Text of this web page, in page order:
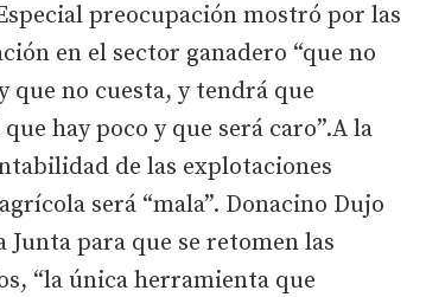
preocupación mostró por las
en el sector ganadero “que no
no cuesta, y tendrá que
hay poco y que será caro”.A la
de las explotaciones
será “mala”. Donacino Dujo
para que se retomen las
“la única herramienta que